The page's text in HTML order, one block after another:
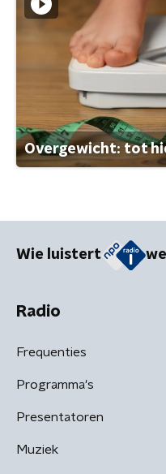
Overgewicht: tot
Wie luistert
Radio
Frequenties
Programma's
Presentatoren
Muziek